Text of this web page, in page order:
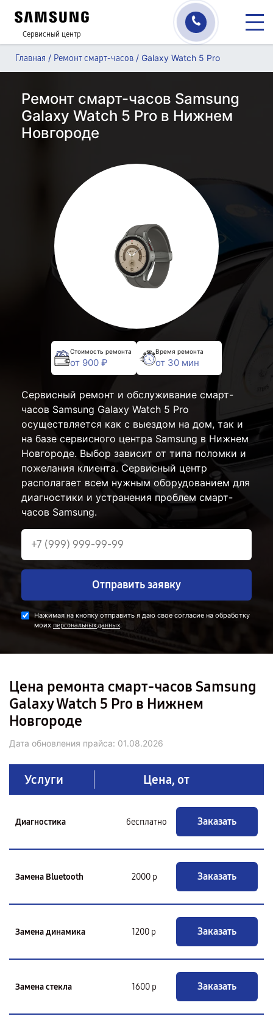
Сервисный центр
Главная / Ремонт смарт-часов / Galaxy Watch 5 Pro
Ремонт смарт-часов Samsung
Galaxy Watch 5 Pro в Нижнем
Новгороде
Стоимость ремонта
от 900 ₽
Время ремонта
от 30 мин
Сервисный ремонт и обслуживание смарт-
часов Samsung Galaxy Watch 5 Pro
осуществляется как с выездом на дом, так и
на базе сервисного центра Samsung в Нижнем
Новгороде. Выбор зависит от типа поломки и
пожелания клиента. Сервисный центр
располагает всем нужным оборудованием для
диагностики и устранения проблем смарт-
часов Samsung.
Отправить заявку
Нажимая на кнопку отправить я даю свое согласие на обработку
моих персональных данных.
Цена ремонта смарт-часов Samsung
Galaxy Watch 5 Pro в Нижнем
Новгороде
Дата обновления прайса: 01.08.2026
Услуги Цена, от
Диагностика бесплатно Заказать
Замена Bluetooth 2000 р Заказать
Замена динамика 1200 р Заказать
Замена стекла 1600 р Заказать